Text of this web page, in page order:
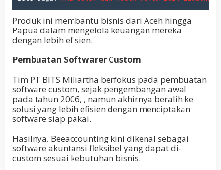
Produk ini membantu bisnis dari Aceh hingga
Papua dalam mengelola keuangan mereka
dengan lebih efisien.
Pembuatan Softwarer Custom
Tim PT BITS Miliartha berfokus pada pembuatan
software custom, sejak pengembangan awal
pada tahun 2006, , namun akhirnya beralih ke
solusi yang lebih efisien dengan menciptakan
software siap pakai.
Hasilnya, Beeaccounting kini dikenal sebagai
software akuntansi fleksibel yang dapat di-
custom sesuai kebutuhan bisnis.